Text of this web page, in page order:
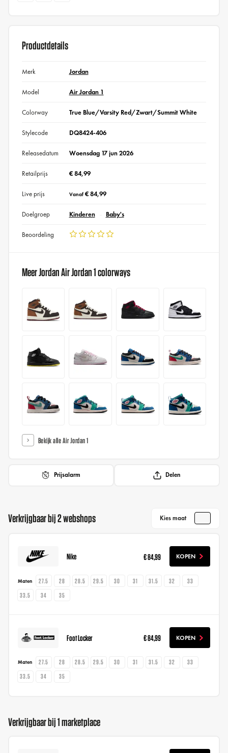
Productdetails
Merk Jordan
Model Air Jordan 1
Colorway True Blue/Varsity Red/Zwart/Summit White
Stylecode DQ8424-406
Releasedatum Woensdag 17 jun 2026
Retailprijs € 84,99
Live prijs Vanaf€ 84,99
Doelgroep Kinderen Baby's
Beoordeling
Meer Jordan Air Jordan 1 colorways
Bekijk alle Air Jordan 1
Prijsalarm Delen
Verkrijgbaar bij 2 webshops Kies maat
Nike € 84,99 KOPEN
Maten 27.5 28 28.5 29.5 30 31 31.5 32
33
33.5
34 35
Foot Locker € 84,99 KOPEN
Maten 27.5 28 28.5 29.5 30 31 31.5 32
33
33.5
34 35
Verkrijgbaar bij 1 marketplace